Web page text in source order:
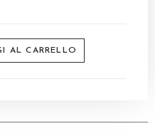
AL CARRELLO